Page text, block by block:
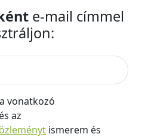
e-mail címmel
vonatkozó
és az
ismerem és